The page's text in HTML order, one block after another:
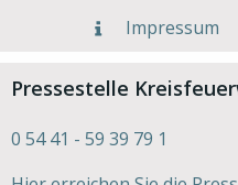
Impressum
Pressestelle
0 54 41 - 59 39 79 1